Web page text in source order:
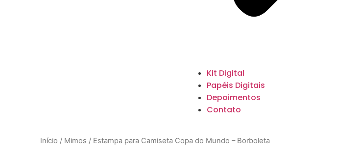
Kit Digital
Papéis Digitais
Depoimentos
Contato
Início / Mimos / Estampa para Camiseta Copa do Mundo – Borboleta